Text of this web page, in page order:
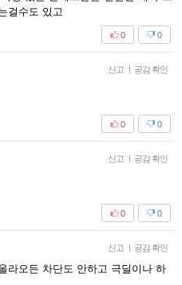
걸수도 있고
0
0
신고 | 공감 확인
0
0
신고 | 공감 확인
0
0
신고 | 공감 확인
라오든 차단도 안하고 극딜이나 하